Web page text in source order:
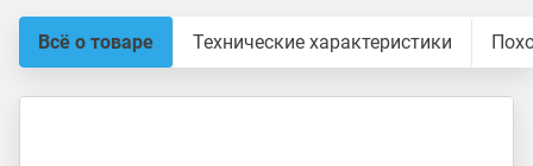
Всё о товаре Технические характеристики